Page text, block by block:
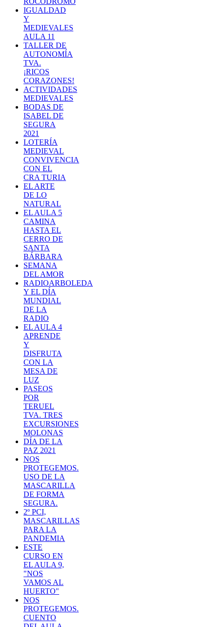
IGUALDAD
Y
MEDIEVALES
AULA 11
TALLER DE
AUTONOMÍA
TVA.
¡RICOS
CORAZONES!
ACTIVIDADES
MEDIEVALES
BODAS DE
ISABEL DE
SEGURA
2021
LOTERÍA
MEDIEVAL
CONVIVENCIA
CON EL
CRA TURIA
EL ARTE
DE LO
NATURAL
EL AULA 5
CAMINA
HASTA EL
CERRO DE
SANTA
BÁRBARA
SEMANA
DEL AMOR
RADIOARBOLEDA
Y EL DÍA
MUNDIAL
DE LA
RADIO
EL AULA 4
APRENDE
Y
DISFRUTA
CON LA
MESA DE
LUZ
PASEOS
POR
TERUEL
TVA. TRES
EXCURSIONES
MOLONAS
DÍA DE LA
PAZ 2021
NOS
PROTEGEMOS.
USO DE LA
MASCARILLA
DE FORMA
SEGURA.
2º PCI,
MASCARILLAS
PARA LA
PANDEMIA
ESTE
CURSO EN
EL AULA 9,
"NOS
VAMOS AL
HUERTO"
NOS
PROTEGEMOS.
CUENTO